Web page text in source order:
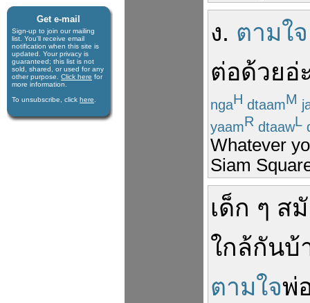
Get e-mail
Sign-up to join our mail­ing
list. You'll receive e­mail
notification when this site is
updated. Your privacy is
guaran­teed; this list is not
sold, shared, or used for any
other purpose. Click here for
more infor­mation.
To unsubscribe, click here
ง. ตามใจ
ต่อด้วยอ่
ngaH dtaamM
yaamR dtaawL
Whatever
Siam
เด็ก ๆ ส
ใกล้กันบ้
ตามใจพ่